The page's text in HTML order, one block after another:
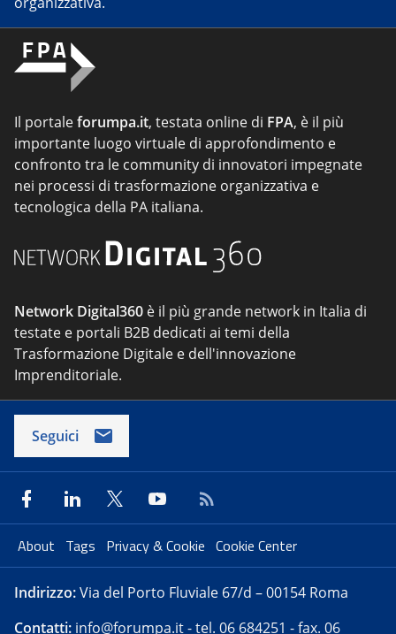
Il portaleforumpa.it, testata online di FPA, è il più
importante luogo virtuale di approfondimento e
confronto tra le community di innovatori impegnate
nei processi di trasformazione organizzativa e
tecnologica della PA italiana.
Network Digital360 è il più grande network in Italia di
testate e portali B2B dedicati ai temi della
Trasformazione Digitale e dell'innovazione
Imprenditoriale.
Seguici
About Tags Privacy & Cookie Cookie Center
Indirizzo:Via del Porto Fluviale 67/d – 00154 Roma
Contatti: info@forumpa.it- tel. 06 684251 - fax. 06